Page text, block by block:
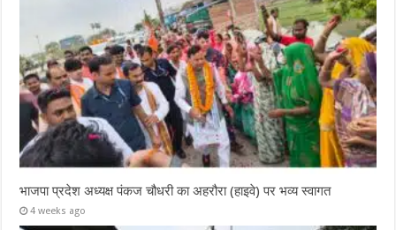
भाजपा प्रदेश अध्यक्ष पंकज चौधरी का अहरौरा (हाइवे) पर भव्य स्वागत
4 weeks ago